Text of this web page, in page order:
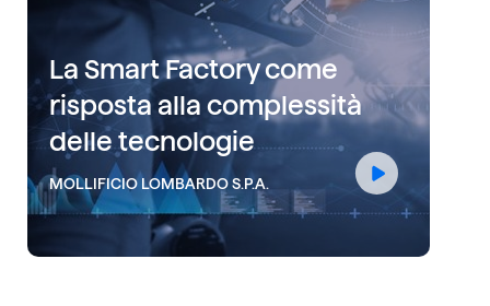
La Smart Factory come
risposta alla complessità
delle tecnologie
MOLLIFICIO LOMBARDO S.P.A.